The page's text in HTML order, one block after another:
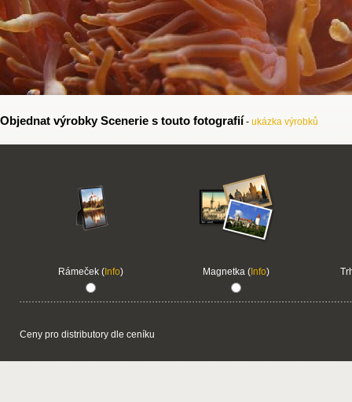
Objednat výrobky Scenerie s touto fotografií - ukázka výrobků
Rámeček (Info) Magnetka (Info)
Ceny pro distributory dle ceníku